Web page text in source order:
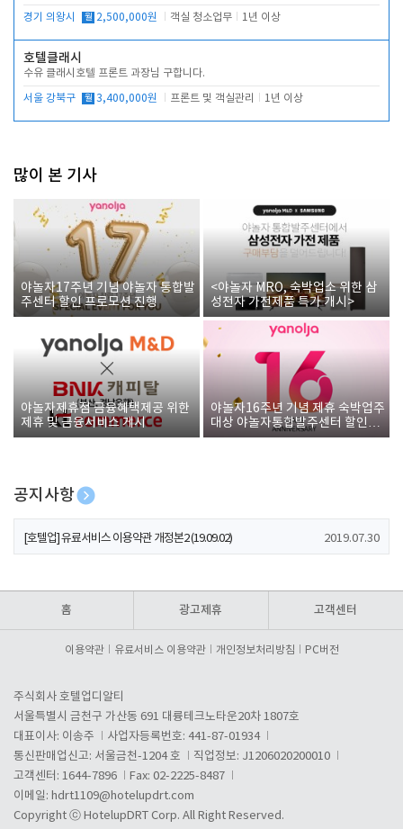
경기 의왕시 월 2,500,000원 객실 청소업무 1년 이상
호텔클래시
수유 클래시호텔 프론트 과장님 구합니다.
서울 강북구 월 3,400,000원 프론트 및 객실관리 1년 이상
많이 본 기사
야놀자17주년 기념 야놀자 통합발
주센터 할인 프로모션 진행
<야놀자 MRO, 숙박업소 위한 삼
성전자 가전제품 특가 개시>
야놀자제휴점 금융혜택제공 위한
제휴 및 금융서비스 게시
야놀자16주년 기념 제휴 숙박업주
대상 야놀자통합발주센터 할인쿠
폰 증정
공지사항
[호텔업] 개인정보 처리방침 개정본1 (19.09.02)
[호텔업] 유료서비스 이용약관 개정본2 (19.09.02) 2019.07.30
홈 광고제휴 고객센터
이용약관 유료서비스 이용약관 개인정보처리방침 PC버전
주식회사 호텔업디알티
서울특별시 금천구 가산동 691 대륭테크노타운20차 1807호
대표이사: 이송주
사업자등록번호: 441-87-01934
통신판매업신고: 서울금천-1204 호
직업정보: J1206020200010
고객센터: 1644-7896
Fax: 02-2225-8487
이메일: hdrt1109@hotelupdrt.com
Copyright ⓒ HotelupDRT Corp. All Right Reserved.